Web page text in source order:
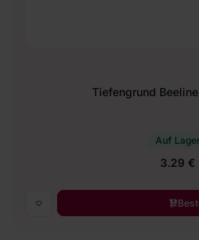
Tiefengrund
Auf Lager
3.29 €